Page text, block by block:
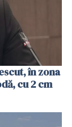
în zona
cu 2 cm